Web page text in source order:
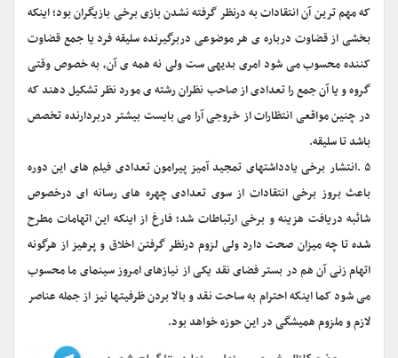
که مهم ترین آن انتقادات به درنظر گرفته نشدن بازی برخی بازیگران بود؛ اینکه
بخشی از قضاوت درباره ی هر موضوعی دربرگیرنده سلیقه فرد یا جمع قضاوت
کننده محسوب می شود امری بدیهی ست ولی نه همه ی آن، به خصوص وقتی
گروه و یا آن جمع را تعدادی از صاحب نظران رشته ی مورد نظر تشکیل دهند که
در چنین مواقعی انتظارات از خروجی آرا می بایست بیشتر دربردارنده تخصص
باشد تا سلیقه.
۵ .انتشار برخی یادداشتهای تمجید آمیز پیرامون تعدادی فیلم های این دوره
باعث بروز برخی انتقادات از سوی تعدادی چهره های رسانه ای درخصوص
شائبه دریافت هزینه و برخی ارتباطات شد؛ فارغ از اینکه این اتهامات مطرح
شده تا چه میزان صحت دارد ولی لزوم درنظر گرفتن اخلاق و پرهیز از هرگونه
اتهام زنی آن هم در بستر فضای نقد یکی از نیازهای امروز سینمای ما محسوب
می شود کما اینکه احترام به ساحت نقد و بالا بردن ظرفیتها نیز از جمله عناصر
لازم و ملزوم همیشگی در این حوزه خواهد بود.